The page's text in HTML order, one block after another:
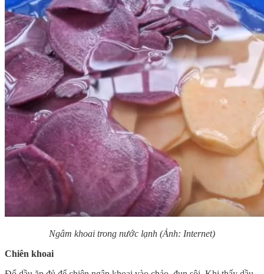
Ngâm khoai trong nước lạnh (Ảnh: Internet)
Chiên khoai